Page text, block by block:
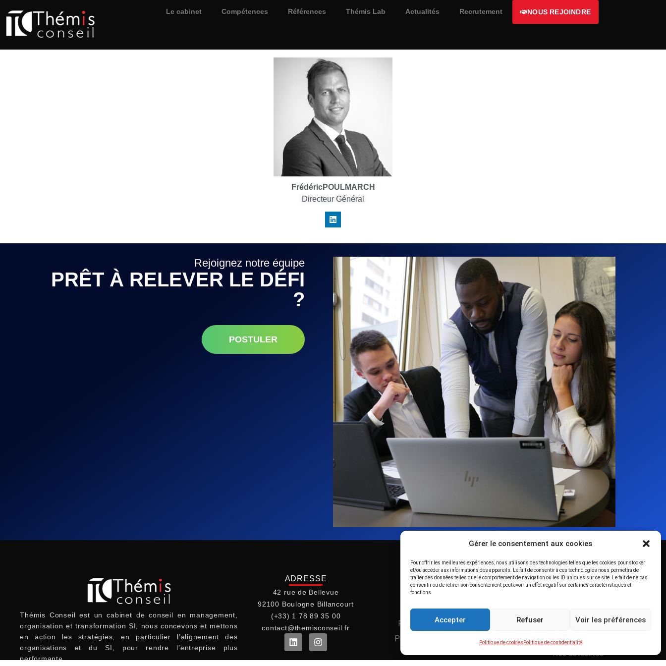
Gérer le consentement aux cookies
Pour offrir les meilleures expériences, nous utilisons des technologies telles que les cookies pour stocker
et/ou accéder aux informations des appareils. Le fait de consentir à ces technologies nous permettra de
traiter des données telles que le comportement de navigation ou les ID uniques sur ce site. Le fait de ne pas
consentir ou de retirer son consentement peut avoir un effet négatif sur certaines caractéristiques et
fonctions.
Accepter Refuser Voir les préférences
Politique de cookies Politique de confidentialité
Le cabinet Compétences Références Thémis Lab Actualités Recrutement NOUS REJOINDRE
FrédéricPOULMARCH
Directeur Général
Rejoignez notre équipe
PRÊT À RELEVER LE DÉFI
?
POSTULER
Thémis Conseil est un cabinet de conseil en management,
organisation et transformation SI, nous concevons et mettons
en action les stratégies, en particulier l’alignement des
organisations et du SI, pour rendre l’entreprise plus
performante.
ADRESSE
42 rue de Bellevue
92100 Boulogne Billancourt
(+33) 1 78 89 35 00
contact@themisconseil.fr
EN SAVOIR PLUS
Le cabinet
Mentions légales
Politique de cookies (UE)
Politique de confidentialité
ACCÈS RAPIDE
Nos références Clients
Nos compétences
Nos actualités